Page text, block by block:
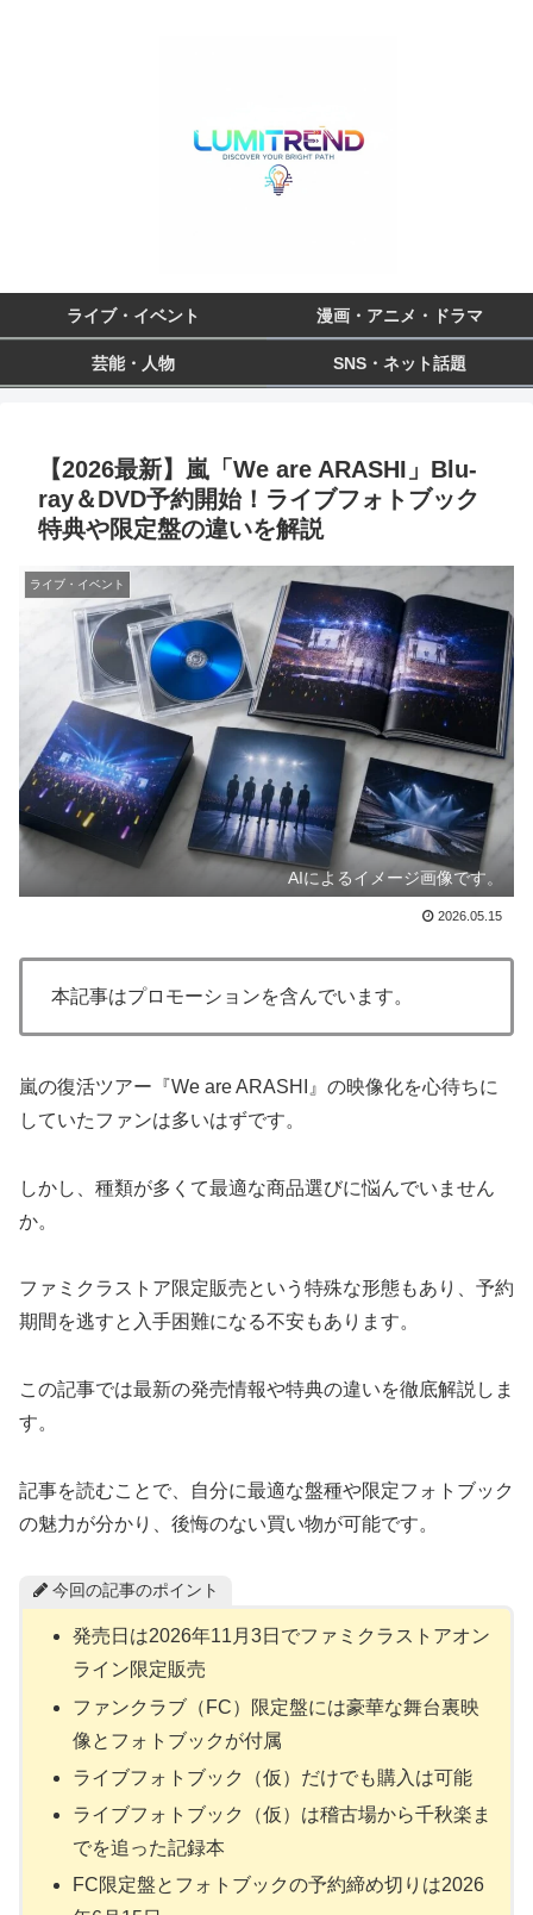
ライブ・イベント 漫画・アニメ・ドラマ
芸能・人物 SNS・ネット話題
【2026最新】嵐「We are ARASHI」Blu-
ray＆DVD予約開始！ライブフォトブック
特典や限定盤の違いを解説
ライブ・イベント
AIによるイメージ画像です。
2026.05.15
本記事はプロモーションを含んでいます。
嵐の復活ツアー『We are ARASHI』の映像化を心待ちに
していたファンは多いはずです。
しかし、種類が多くて最適な商品選びに悩んでいません
か。
ファミクラストア限定販売という特殊な形態もあり、予約
期間を逃すと入手困難になる不安もあります。
この記事では最新の発売情報や特典の違いを徹底解説しま
す。
記事を読むことで、自分に最適な盤種や限定フォトブック
の魅力が分かり、後悔のない買い物が可能です。
今回の記事のポイント
発売日は2026年11月3日でファミクラストアオン
ライン限定販売
ファンクラブ（FC）限定盤には豪華な舞台裏映
像とフォトブックが付属
ライブフォトブック（仮）だけでも購入は可能
ライブフォトブック（仮）は稽古場から千秋楽ま
でを追った記録本
FC限定盤とフォトブックの予約締め切りは2026